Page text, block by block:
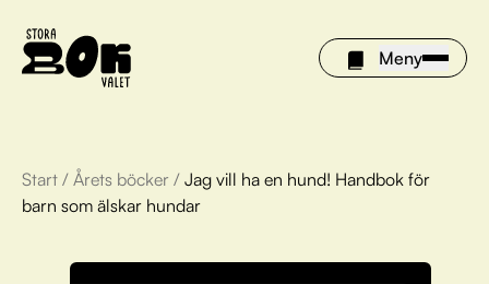
Meny
Årets böcker
Om Stora bokvalet
Start / Årets böcker / Jag vill ha en hund! Handbok för
barn som älskar hundar